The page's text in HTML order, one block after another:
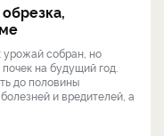
урожай собран, но
на будущий год.
до половины
и вредителей, а